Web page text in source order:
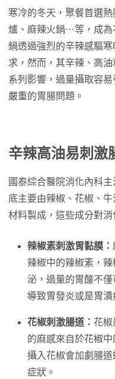
寒冷的冬天，聚餐首選
爐、麻辣火鍋⋯等，成為
鍋透過強烈的辛辣感驅
求，然而，其辛辣、高
系列影響，過量攝取容
嚴重的胃腸問題。
辛辣高油易刺激
國泰綜合醫院消化內科
底主要由辣椒、花椒、
材料製成，這些成分對消
辣椒素刺激胃黏膜：
辣椒中的辣椒素，
泌，過量的胃酸不僅
導致胃發炎或是胃潰
花椒刺激腸道： 花椒
的麻感來自於花椒
攝入花椒會加劇腸
症狀。